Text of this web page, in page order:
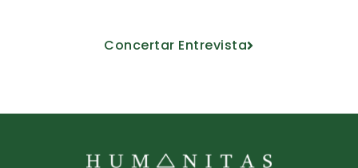
Concertar Entrevista